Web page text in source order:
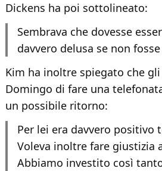
Dickens ha poi sottolineato:
Sembrava che dovesse
davvero delusa se non
Kim ha inoltre spiegato che
Domingo di fare una
un possibile ritorno:
Per lei era davvero positivo
Voleva inoltre fare giustizia
Abbiamo investito così